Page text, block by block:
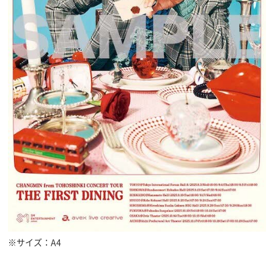
※サイズ：A4